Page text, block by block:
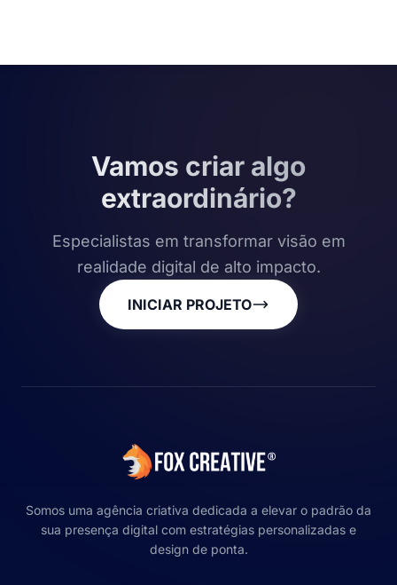
Vamos criar algo
extraordinário?
Especialistas em transformar visão em
realidade digital de alto impacto.
INICIAR PROJETO
Somos uma agência criativa dedicada a elevar o padrão da
sua presença digital com estratégias personalizadas e
design de ponta.